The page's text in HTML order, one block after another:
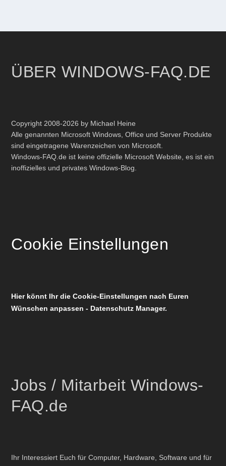
ÜBER WINDOWS-FAQ.DE
Copyright 2008-2026 by Michael Heine
Alle genannten Microsoft Windows, Office und Server Produkte
sind eingetragene Warenzeichen von Microsoft.
Windows-FAQ.de ist keine offizielle Microsoft Website, es ist ein
inoffizielles und privates Windows-Blog.
Cookie Einstellungen
Hier könnt Ihr die Cookie-Einstellungen nach Euren
Wünschen anpassen - Datenschutz Manager.
Jobs / Mitarbeit Windows-
FAQ.de
Ihr Interessiert Euch für Computer, Hardware, Software und für